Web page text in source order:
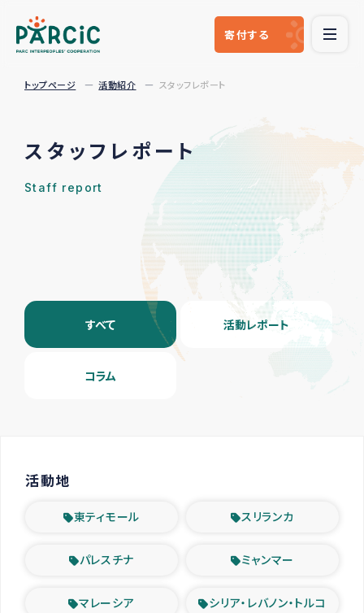
寄付する
トップページ 活動紹介 スタッフレポート
スタッフレポート
Staff report
すべて 活動レポート
コラム
活動地
東ティモール スリランカ
パレスチナ ミャンマー
マレーシア シリア・レバノン・トルコ